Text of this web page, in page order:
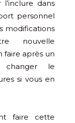
dans
personnel
modifications
nouvelle
faire après un
changer le
si vous en
faire cette